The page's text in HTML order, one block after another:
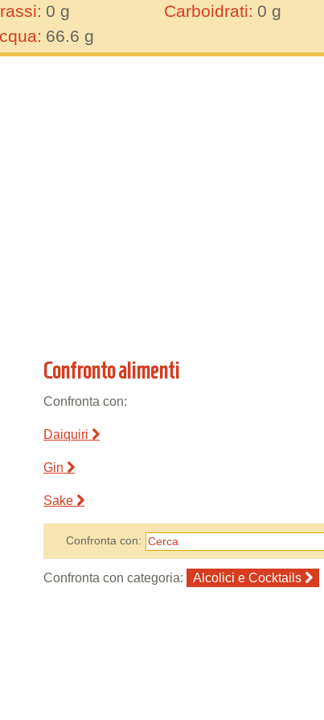
0 g Carboidrati: 0 g
66.6 g
Confronto alimenti
Confronta con:
Daiquiri
Gin
Sake
Confronta con:
Confronta con categoria: Alcolici e Cocktails